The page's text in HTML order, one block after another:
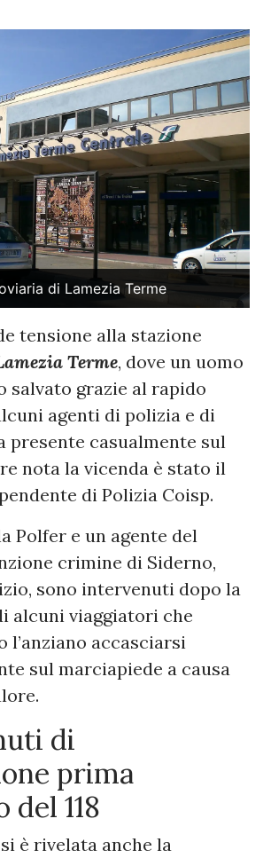
di Lamezia Terme
tensione alla stazione
Terme, dove un uomo
salvato grazie al rapido
agenti di polizia e di
presente casualmente sul
nota la vicenda è stato il
di Polizia Coisp.
Polfer e un agente del
crimine di Siderno,
sono intervenuti dopo la
alcuni viaggiatori che
l’anziano accasciarsi
sul marciapiede a causa
di
prima
del 118
è rivelata anche la